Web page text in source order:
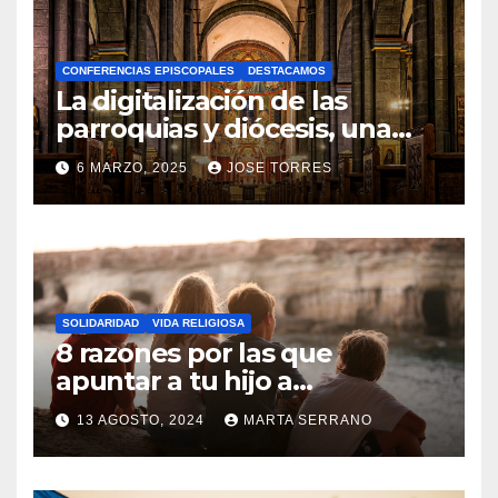
H
A
Y
C
O
M
N
T
A
R
I
O
S
CONFERENCIAS EPISCOPALES DESTACAMOS
La digitalización de las
parroquias y diócesis, una
realidad ya para el futuro de
la Iglesia
6 MARZO, 2025 JOSE TORRES
N
O
H
A
Y
SOLIDARIDAD VIDA RELIGIOSA
8 razones por las que
apuntar a tu hijo a
Catequesis
13 AGOSTO, 2024 MARTA SERRANO
N
O